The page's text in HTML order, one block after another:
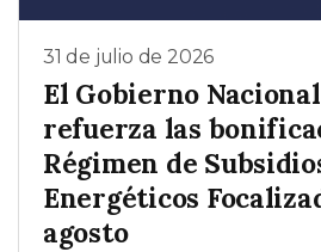
31 de julio de 2026
El Gobierno
refuerza las
Régimen de
Energéticos
agosto